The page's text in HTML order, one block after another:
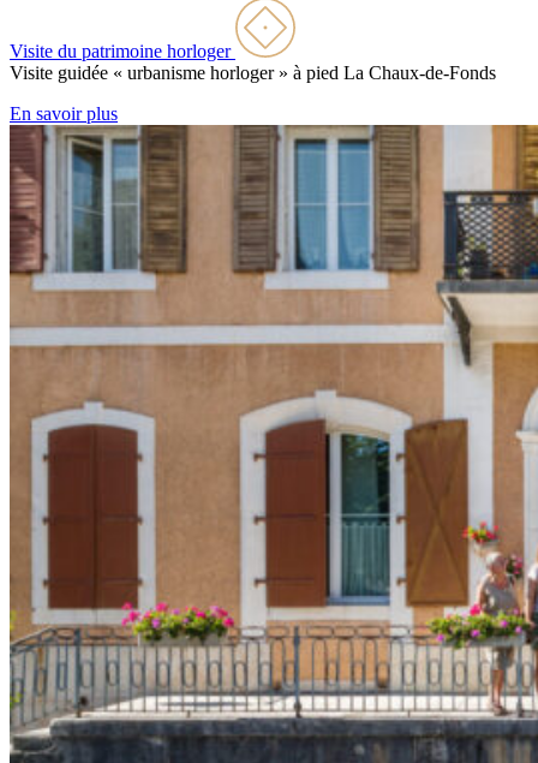
Visite du patrimoine horloger
Visite guidée « urbanisme horloger » à pied La Chaux-de-Fonds
En savoir plus